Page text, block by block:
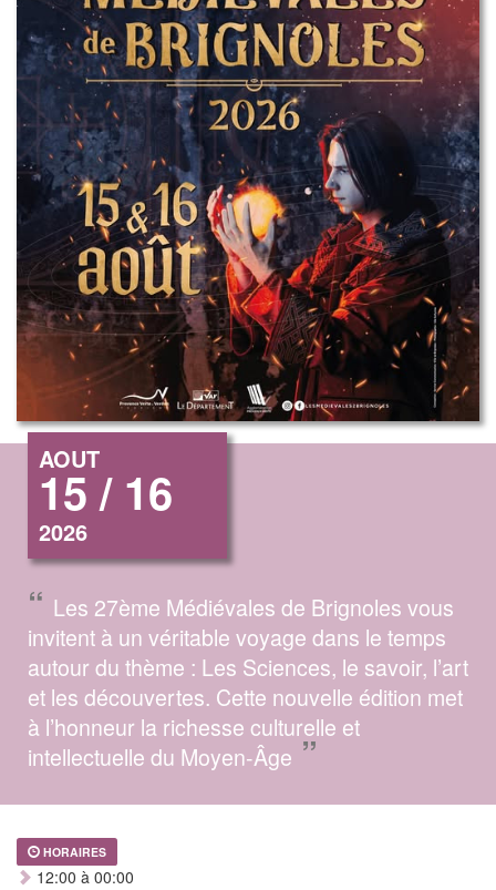
AOUT
15 / 16
2026
“ Les 27ème Médiévales de Brignoles vous
invitent à un véritable voyage dans le temps
autour du thème : Les Sciences, le savoir, l’art
et les découvertes. Cette nouvelle édition met
à l’honneur la richesse culturelle et
intellectuelle du Moyen-Âge ”
HORAIRES
12:00 à 00:00